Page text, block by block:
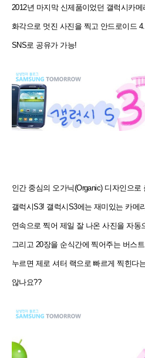
2012년 마지막 신제품이었던 갤럭시카
화각으로 멋진 사진을 찍고 안드로이드
SNS로 공유가 가능!
인간 중심의 오가닉(Organic) 디자인으
갤럭시S3! 갤럭시S3에는 재미있는 카메
연속으로 찍어 제일 잘 나온 사진을 자동
그리고 20장을 순식간에 찍어주는 버스
누르면 제로 셔터 랙으로 빠르게 찍힌다
않나요??